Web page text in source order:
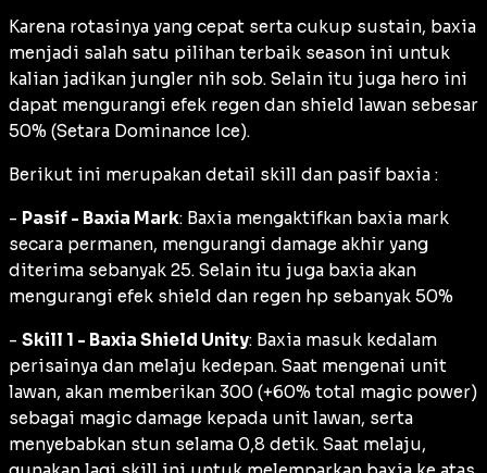
Karena rotasinya yang cepat serta cukup sustain, baxia
menjadi salah satu pilihan terbaik season ini untuk
kalian jadikan jungler nih sob. Selain itu juga hero ini
dapat mengurangi efek regen dan shield lawan sebesar
50% (Setara Dominance Ice).
Berikut ini merupakan detail skill dan pasif baxia :
- Pasif - Baxia Mark: Baxia mengaktifkan baxia mark
secara permanen, mengurangi damage akhir yang
diterima sebanyak 25. Selain itu juga baxia akan
mengurangi efek shield dan regen hp sebanyak 50%
- Skill 1 - Baxia Shield Unity: Baxia masuk kedalam
perisainya dan melaju kedepan. Saat mengenai unit
lawan, akan memberikan 300 (+60% total magic power)
sebagai magic damage kepada unit lawan, serta
menyebabkan stun selama 0,8 detik. Saat melaju,